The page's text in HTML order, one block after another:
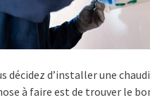
décidez d’installer une
à faire est de trouver le